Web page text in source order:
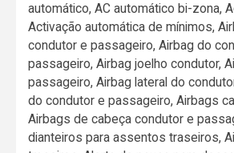
automático, AC automático bi-zona,
Activação automática de mínimos,
condutor e passageiro, Airbag do
passageiro, Airbag joelho condutor,
passageiro, Airbag lateral do
do condutor e passageiro, Airbags
Airbags de cabeça condutor e
dianteiros para assentos traseiros,